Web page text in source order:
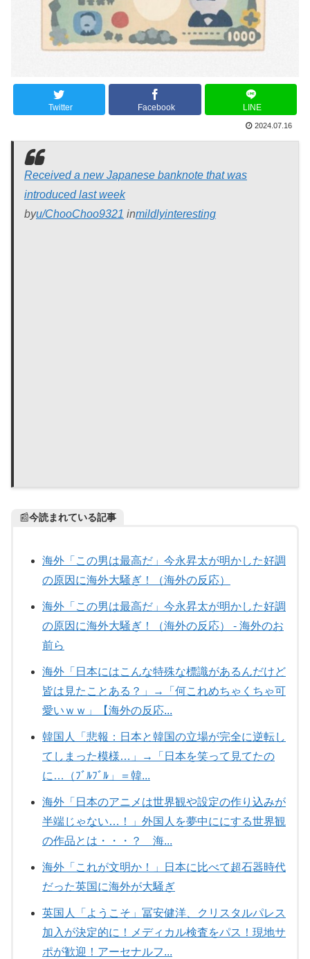
Twitter Facebook LINE
2024.07.16
Received a new Japanese banknote that was
introduced last week
byu/ChooChoo9321 inmildlyinteresting
📰今読まれている記事
海外「この男は最高だ」今永昇太が明かした好調
の原因に海外大騒ぎ！（海外の反応）
海外「この男は最高だ」今永昇太が明かした好調
の原因に海外大騒ぎ！（海外の反応） - 海外のお
前ら
海外「日本にはこんな特殊な標識があるんだけど
皆は見たことある？」→「何これめちゃくちゃ可
愛いｗｗ」【海外の反応...
韓国人「悲報：日本と韓国の立場が完全に逆転し
てしまった模様…」→「日本を笑って見てたの
に…（ﾌﾞﾙﾌﾞﾙ」＝韓...
海外「日本のアニメは世界観や設定の作り込みが
半端じゃない…！」外国人を夢中ににする世界観
の作品とは・・・？ 海...
海外「これが文明か！」日本に比べて超石器時代
だった英国に海外が大騒ぎ
英国人「ようこそ」冨安健洋、クリスタルパレス
加入が決定的に！メディカル検査をパス！現地サ
ポが歓迎！アーセナルフ...